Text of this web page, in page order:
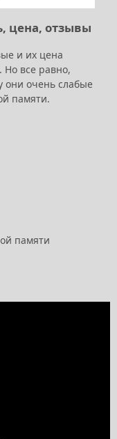
цена, отзывы
и их цена
Но все равно,
они очень слабые
памяти.
памяти